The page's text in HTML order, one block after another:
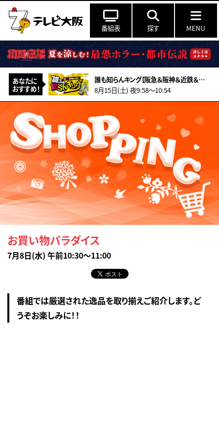
番組表 探す MENU
あなたに
おすすめ！
誰も知らんキング【阪急＆阪神＆近鉄＆南海＆メトロ…鉄道ミステリー2026夏】
8月15日(土) 夜9:58〜10:54
お買い物パラダイス
7月8日(水) 午前10:30～11:00
番組では厳選された逸品を取り揃えご紹介します。ど
うぞお楽しみに！！